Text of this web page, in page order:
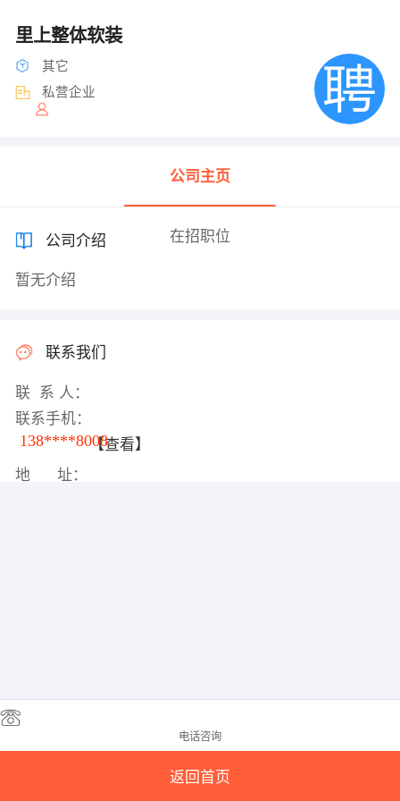
里上整体软装
其它
私营企业
公司主页
在招职位
公司介绍
暂无介绍
联系我们
联 系 人：
联系手机：
138****8008【查看】
地 址：
电话咨询
返回首页